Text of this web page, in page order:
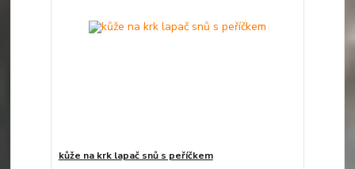
kůže na krk lapač snů s peříčkem